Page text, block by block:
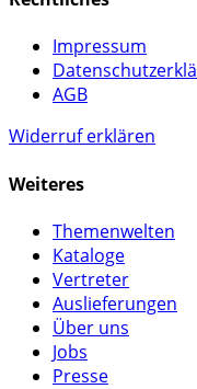
Impressum
AGB
Widerruf erklären
Weiteres
Themenwelten
Kataloge
Vertreter
Auslieferungen
Über uns
Jobs
Presse